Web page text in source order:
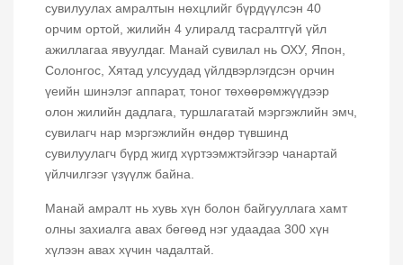
сувилуулах амралтын нөхцлийг бүрдүүлсэн 40
орчим ортой, жилийн 4 улиралд тасралтгүй үйл
ажиллагаа явуулдаг. Манай сувилал нь ОХУ, Япон,
Солонгос, Хятад улсуудад үйлдвэрлэгдсэн орчин
үеийн шинэлэг аппарат, тоног төхөөрөмжүүдээр
олон жилийн дадлага, туршлагатай мэргэжлийн эмч,
сувилагч нар мэргэжлийн өндөр түвшинд
сувилуулагч бүрд жигд хүртээмжтэйгээр чанартай
үйлчилгээг үзүүлж байна.
Манай амралт нь хувь хүн болон байгууллага хамт
олны захиалга авах бөгөөд нэг удаадаа 300 хүн
хүлээн авах хүчин чадалтай.